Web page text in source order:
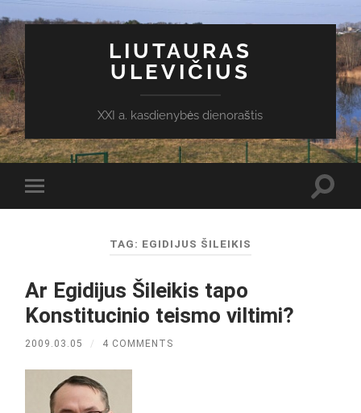
LIUTAURAS
ULEVIČIUS
XXI a. kasdienybės dienoraštis
Toggle
mobile
TAG: EGIDIJUS ŠILEIKIS
Ar Egidijus Šileikis tapo
Konstitucinio teismo viltimi?
2009.03.05 / 4 COMMENTS